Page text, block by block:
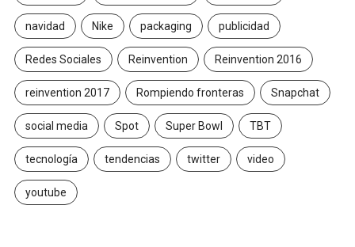
navidad Nike packaging publicidad
Redes Sociales Reinvention Reinvention 2016
reinvention 2017 Rompiendo fronteras Snapchat
social media Spot Super Bowl TBT
tecnología tendencias twitter video
youtube